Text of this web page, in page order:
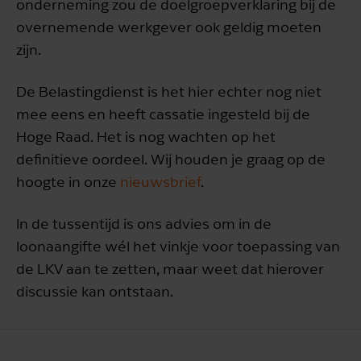
onderneming zou de doelgroepverklaring bij de
overnemende werkgever ook geldig moeten
zijn.
De Belastingdienst is het hier echter nog niet
mee eens en heeft cassatie ingesteld bij de
Hoge Raad. Het is nog wachten op het
definitieve oordeel. Wij houden je graag op de
hoogte in onze nieuwsbrief.
In de tussentijd is ons advies om in de
loonaangifte wél het vinkje voor toepassing van
de LKV aan te zetten, maar weet dat hierover
discussie kan ontstaan.